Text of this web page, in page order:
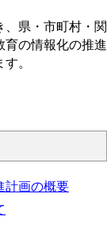
県・市町村・関
育の情報化の推進
。
計画の概要